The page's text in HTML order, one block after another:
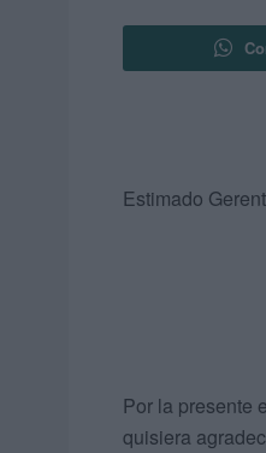
Estimado
Por la presente
quisiera